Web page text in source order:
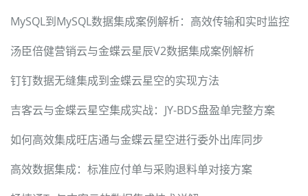
MySQL到MySQL数据集成案例解析：高效传输和实时监控
汤臣倍健营销云与金蝶云星辰V2数据集成案例解析
钉钉数据无缝集成到金蝶云星空的实现方法
吉客云与金蝶云星空集成实战：JY-BDS盘盈单完整方案
如何高效集成旺店通与金蝶云星空进行委外出库同步
高效数据集成：标准应付单与采购退料单对接方案